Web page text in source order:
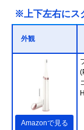
※上下左右にス
外観
Amazonで見る